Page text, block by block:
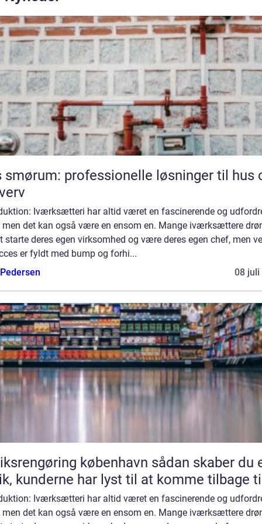
smørum: professionelle løsninger til hus
Iværksætteri har altid været en fascinerende og
men det kan også være en ensom en. Mange iværksættere
starte deres egen virksomhed og være deres egen chef, men
er fyldt med bump og forhi...
08 juli
københavn sådan skaber du en
kunderne har lyst til at komme tilbage
Iværksætteri har altid været en fascinerende og
men det kan også være en ensom en. Mange iværksættere